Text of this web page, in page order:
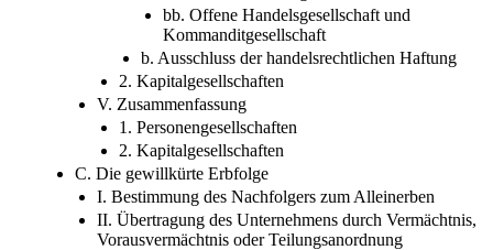
bb. Offene Handelsgesellschaft und
Kommanditgesellschaft
b. Ausschluss der handelsrechtlichen Haftung
2. Kapitalgesellschaften
V. Zusammenfassung
1. Personengesellschaften
2. Kapitalgesellschaften
C. Die gewillkürte Erbfolge
I. Bestimmung des Nachfolgers zum Alleinerben
II. Übertragung des Unternehmens durch Vermächtnis,
Vorausvermächtnis oder Teilungsanordnung